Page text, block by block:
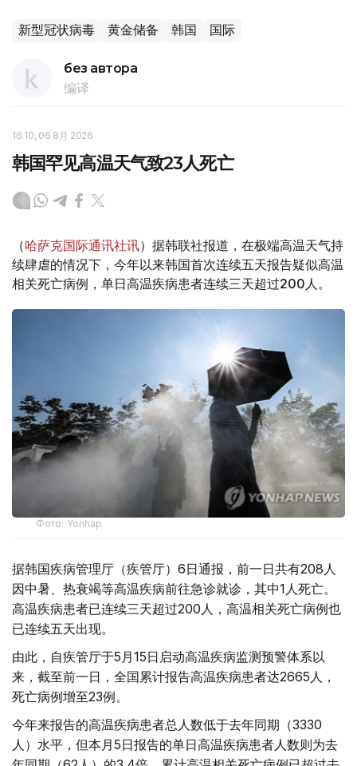
新型冠状病毒 黄金储备 韩国 国际
без автора
编译
16:10, 06 8月 2026
韩国罕见高温天气致23人死亡
（哈萨克国际通讯社讯）据韩联社报道，在极端高温天气持
续肆虐的情况下，今年以来韩国首次连续五天报告疑似高温
相关死亡病例，单日高温疾病患者连续三天超过200人。
Фото: Yonhap
据韩国疾病管理厅（疾管厅）6日通报，前一日共有208人
因中暑、热衰竭等高温疾病前往急诊就诊，其中1人死亡。
高温疾病患者已连续三天超过200人，高温相关死亡病例也
已连续五天出现。
由此，自疾管厅于5月15日启动高温疾病监测预警体系以
来，截至前一日，全国累计报告高温疾病患者达2665人，
死亡病例增至23例。
今年来报告的高温疾病患者总人数低于去年同期（3330
人）水平，但本月5日报告的单日高温疾病患者人数则为去